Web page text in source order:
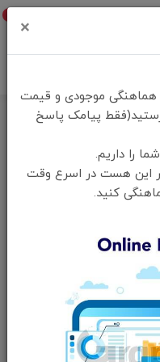
×
هماهنگی موجودی و قیمت
پیامک پاسخ
را داریم.
این هست در اسرع وقت
کنید.